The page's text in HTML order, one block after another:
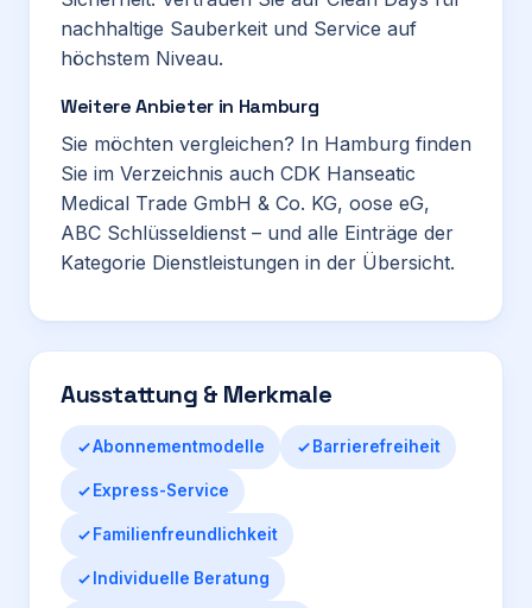
nachhaltige Sauberkeit und Service auf
höchstem Niveau.
Weitere Anbieter in Hamburg
Sie möchten vergleichen? In Hamburg finden
Sie im Verzeichnis auch CDK Hanseatic
Medical Trade GmbH & Co. KG, oose eG,
ABC Schlüsseldienst – und alle Einträge der
Kategorie Dienstleistungen in der Übersicht.
Ausstattung & Merkmale
Abonnementmodelle Barrierefreiheit
Express-Service
Familienfreundlichkeit
Individuelle Beratung